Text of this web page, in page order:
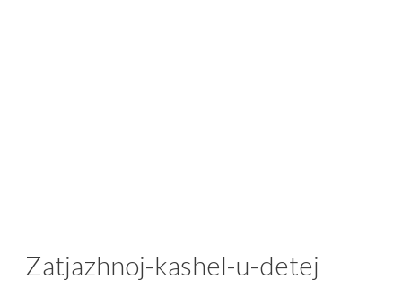
Zatjazhnoj-kashel-u-detej